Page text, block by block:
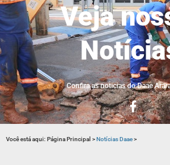
Veja
Confira as noticias do Daae
Você está aqui: Página Principal >Notícias Daae>